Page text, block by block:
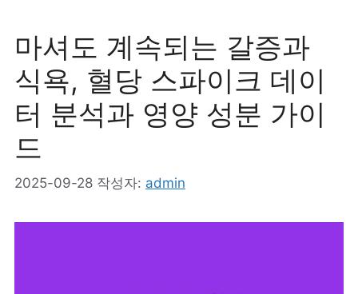
마셔도 계속되는 갈증과
식욕, 혈당 스파이크 데이
터 분석과 영양 성분 가이
드
2025-09-28 작성자: admin